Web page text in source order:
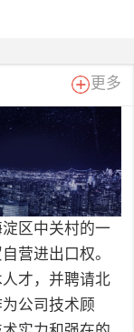
更多
区中关村的一
营进出口权。
才，并聘请北
公司技术顾